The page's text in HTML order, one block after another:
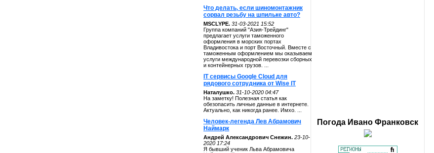
Что делать, если шиномонтажник
сорвал резьбу на шпильке авто?
MSCLYPE. 31-03-2021 15:52
Группа компаний "Азия-Трейдинг"
предлагает услуги таможенного
оформления в морских портах
Владивостока и порт Восточный. Вместе с
таможенным оформлением мы оказываем
услуги международной перевозки сборных
и контейнерных грузов. ...
IT сервисы Google Cloud для
рядового сотрудника от Wise IT
Наталушко. 31-10-2020 04:47
На заметку! Полезная статья как
обезопасить личные данные в интернете.
Актуально, как никогда ранее. Имхо. ...
Человек-легенда Лев Абрамович
Наймарк
Андрей Александрович Снежин. 23-10-
2020 17:24
Я бывший ученик Льва Абрамовича
Погода Ивано Франковск